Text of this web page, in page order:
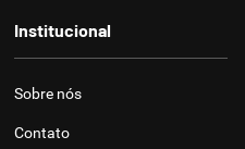
Institucional
Sobre nós
Contato